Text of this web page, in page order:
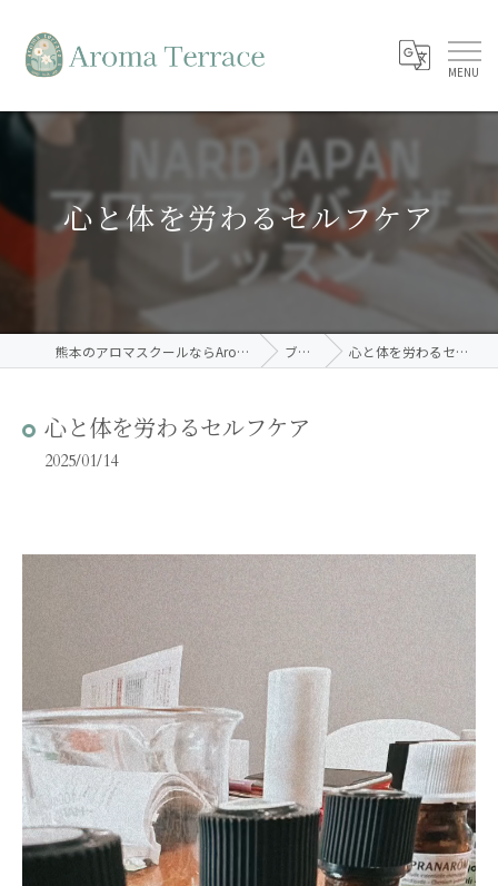
心と体を労わるセルフケア
熊本のアロマスクールならAroma Terrace ブログ 心と体を労わるセルフケア
心と体を労わるセルフケア
2025/01/14